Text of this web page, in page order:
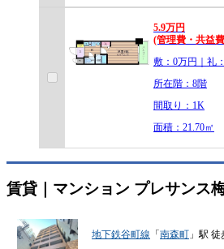
5.9万円
(管理費・共益
敷：0万円｜礼
所在階：8階
間取り：1K
面積：21.70㎡
賃貸｜マンション プレサンス
地下鉄谷町線 「 南森町 」駅